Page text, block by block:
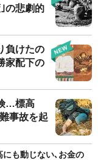
の悲劇的
負けたの
家配下の
…標高
事故を起
も動じない､お金の